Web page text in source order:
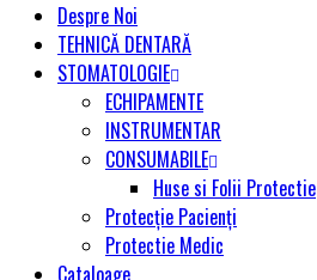
Despre Noi
TEHNICĂ DENTARĂ
STOMATOLOGIE
ECHIPAMENTE
INSTRUMENTAR
CONSUMABILE
Huse si Folii Protectie
Protecție Pacienți
Protectie Medic
Cataloage